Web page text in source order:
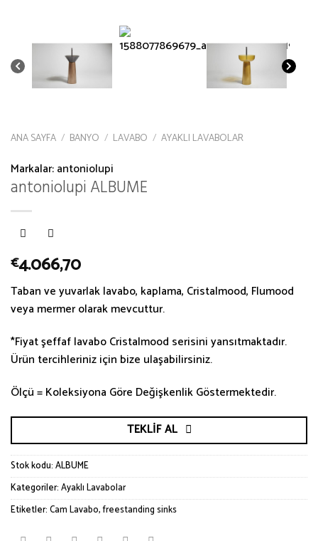
ANA SAYFA / BANYO / LAVABO / AYAKLI LAVABOLAR
Markalar:antoniolupi
antoniolupi ALBUME
€4.066,70
Taban ve yuvarlak lavabo, kaplama, Cristalmood, Flumood
veya mermer olarak mevcuttur.
*Fiyat şeffaf lavabo Cristalmood serisini yansıtmaktadır.
Ürün tercihleriniz için bize ulaşabilirsiniz.
Ölçü = Koleksiyona Göre Değişkenlik Göstermektedir.
TEKLIF AL
Stok kodu:ALBUME
Kategoriler:Ayaklı Lavabolar
Etiketler:Cam Lavabo,freestanding sinks